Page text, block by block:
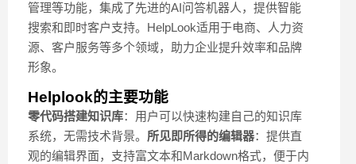
管理等功能，集成了先进的AI问答机器人，提供智能
搜索和即时客户支持。HelpLook适用于电商、人力资
源、客户服务等多个领域，助力企业提升效率和品牌
形象。
Helplook的主要功能
零代码搭建知识库：用户可以快速构建自己的知识库
系统，无需技术背景。 所见即所得的编辑器：提供直
观的编辑界面，支持富文本和Markdown格式，便于内